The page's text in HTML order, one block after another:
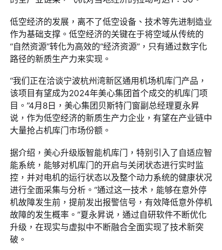
低空经济的发展，离不了低空设备、技术等先进制造业
作为基础支撑。低空经济的关键在于将空域从传统的
“自然资源”转化为高效的“经济资源”，只有通过数字化
路径的新质生产力来实现。
“我们正在洽谈宁波杭州湾新区通用机场机库门产品，
该项目有望成为2024年美心集团首个成交的机库门项
目。”4月8日，美心集团贝斯特门窗副总经理夏永昇
说，作为低空经济的新质生产力企业，有望在产业链中
大量抢占机库门市场份额。
据介绍，美心升级版智能机库门，特别引入了自适应智
能系统，能够对机库门的开启与关闭状态进行实时监
控，并对电机的运行状态以及整个动力系统的健康状况
进行全面采集与分析。“通过这一技术，能够在意外停
机故障发生前，提前发出报警信号，有效降低意外停机
故障的发生概率。”夏永昇说，通过自研软件不断优化
升级，在现实与虚拟中不断融合全面实现了技术新突
破。